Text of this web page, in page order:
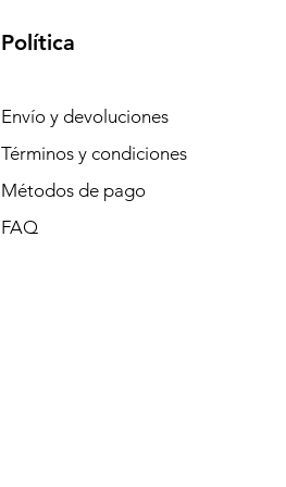
Política
Envío y devoluciones
Términos y condiciones
Métodos de pago
FAQ